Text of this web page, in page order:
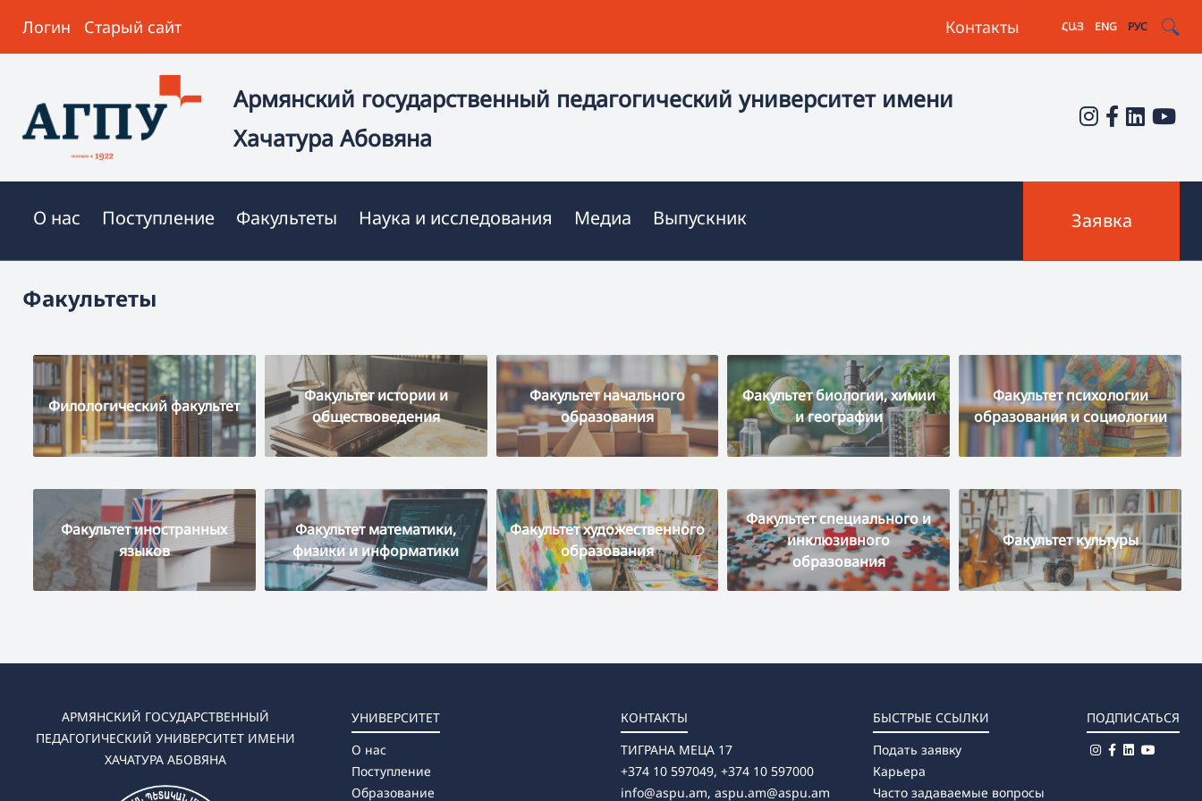
Логин Старый сайт Контакты ՀԱՅ ENG РУС
Армянский государственный педагогический университет имени
Хачатура Абовяна
О нас Поступление Факультеты Наука и исследования Медиа Выпускник Заявка
Факультеты
Филологический факультет
Факультет истории и
обществоведения
Факультет начального
образования
Факультет биологии, химии
и географии
Факультет психологии
образования и социологии
Факультет иностранных
языков
Факультет математики,
физики и информатики
Факультет художественного
образования
Факультет специального и
инклюзивного
образования
Факультет культуры
АРМЯНСКИЙ ГОСУДАРСТВЕННЫЙ
ПЕДАГОГИЧЕСКИЙ УНИВЕРСИТЕТ ИМЕНИ
ХАЧАТУРА АБОВЯНА
УНИВЕРСИТЕТ
О нас
Поступление
Образование
КОНТАКТЫ
ТИГРАНА МЕЦА 17
+374 10 597049, +374 10 597000
info@aspu.am, aspu.am@aspu.am
БЫСТРЫЕ ССЫЛКИ
Подать заявку
Карьера
Часто задаваемые вопросы
ПОДПИСАТЬСЯ